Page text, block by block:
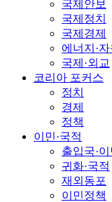
국제안보
국제정치
국제경제
에너지·자
국제·외교
코리아 포커스
정치
경제
정책
이민·국적
출입국·이
귀화·국적
재외동포
이민정책